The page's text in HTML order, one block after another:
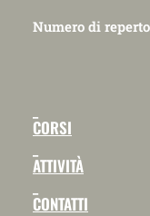
Numero di
CORSI
ATTIVITÀ
CONTATTI